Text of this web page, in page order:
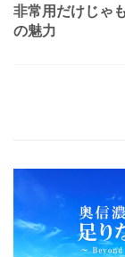
非常用だけじゃ
の魅力